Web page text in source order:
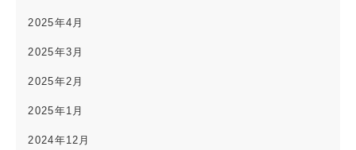
2025年4月
2025年3月
2025年2月
2025年1月
2024年12月